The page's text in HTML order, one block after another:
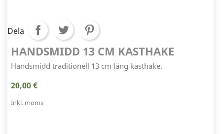
Dela
HANDSMIDD 13 CM KASTHAKE
Handsmidd traditionell 13 cm lång kasthake.
20,00 €
Inkl. moms